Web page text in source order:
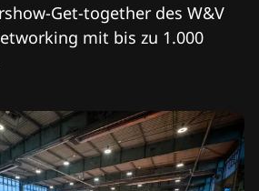
Get-together des W&V
mit bis zu 1.000